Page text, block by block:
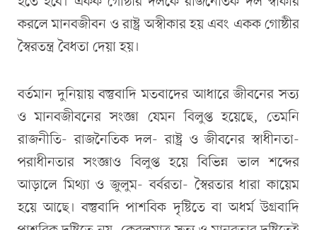
করলে মানবজীবন ও রাষ্ট্র অস্বীকার হয় এবং একক গোষ্ঠীর
স্বৈরতন্ত্র বৈধতা দেয়া হয়।
বর্তমান দুনিয়ায় বস্তুবাদি মতবাদের আধারে জীবনের সত্য
ও মানবজীবনের সংজ্ঞা যেমন বিলুপ্ত হয়েছে, তেমনি
রাজনীতি- রাজনৈতিক দল- রাষ্ট্র ও জীবনের স্বাধীনতা-
পরাধীনতার সংজ্ঞাও বিলুপ্ত হয়ে বিভিন্ন ভাল শব্দের
আড়ালে মিথ্যা ও জুলুম- বর্বরতা- স্বৈরতার ধারা কায়েম
হয়ে আছে। বস্তুবাদি পাশবিক দৃষ্টিতে বা অধর্ম উগ্রবাদি